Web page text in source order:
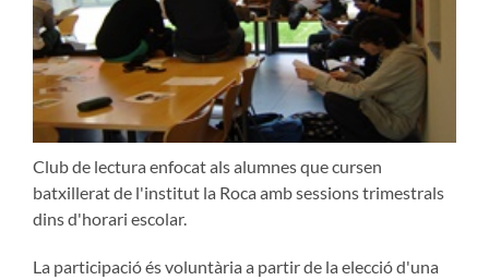
Club de lectura enfocat als alumnes que cursen
batxillerat de l'institut la Roca amb sessions trimestrals
dins d'horari escolar.
La participació és voluntària a partir de la elecció d'una